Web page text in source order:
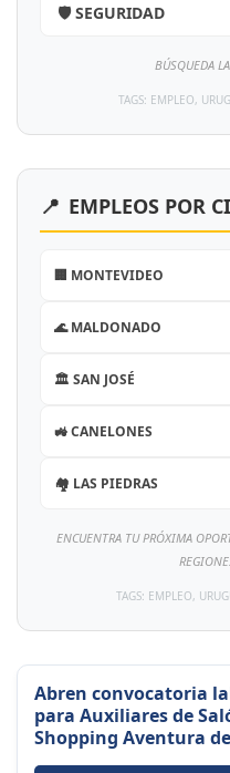
🛡️ SEGURIDAD
BÚSQUEDA
TAGS: EMPLEO,
📍 EMPLEOS POR
🏢 MONTEVIDEO
🌊 MALDONADO
🏛️ SAN JOSÉ
🚜 CANELONES
🏘️ LAS PIEDRAS
ENCUENTRA TU PRÓXIMA
TAGS: EMPLEO,
Abren convocatoria
para Auxiliares de
Shopping Aventura